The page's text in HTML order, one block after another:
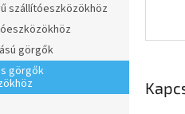
szállítóeszközökhöz
görgők
görgők